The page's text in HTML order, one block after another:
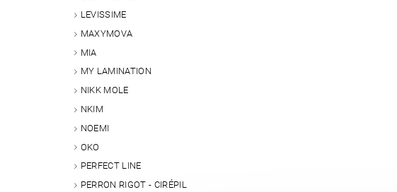
LEVISSIME
MAXYMOVA
MIA
MY LAMINATION
NIKK MOLE
NKIM
NOEMI
OKO
PERFECT LINE
PERRON RIGOT - CIRÉPIL